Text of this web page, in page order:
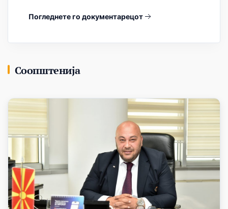
Погледнете го документарецот
Соопштенија